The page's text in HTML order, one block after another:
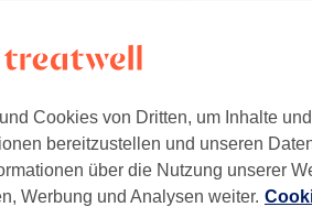
49 €
7%
Cookies von Dritten, um Inhalte
bereitzustellen und unseren
über die Nutzung unserer
Werbung und Analysen weiter.